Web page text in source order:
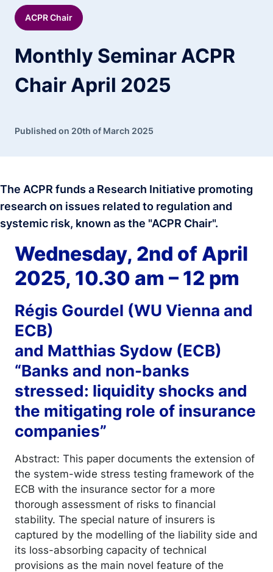
ACPR Chair
Monthly Seminar ACPR
Chair April 2025
Published on 20th of March 2025
The ACPR funds a Research Initiative promoting
research on issues related to regulation and
systemic risk, known as the "ACPR Chair".
Wednesday, 2nd of April
2025, 10.30 am – 12 pm
Régis Gourdel (WU Vienna and
ECB)
and Matthias Sydow (ECB)
“Banks and non-banks
stressed: liquidity shocks and
the mitigating role of insurance
companies”
Abstract: This paper documents the extension of
the system-wide stress testing framework of the
ECB with the insurance sector for a more
thorough assessment of risks to financial
stability. The special nature of insurers is
captured by the modelling of the liability side and
its loss-absorbing capacity of technical
provisions as the main novel feature of the